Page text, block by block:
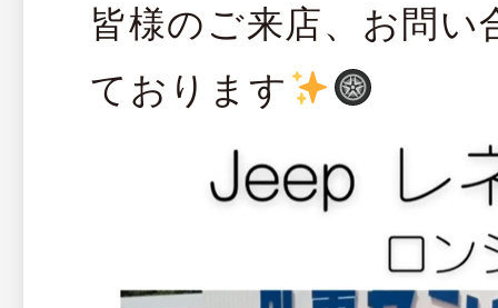
皆様のご来店、お問い
ております